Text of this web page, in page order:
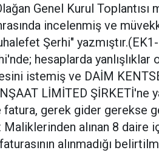
Genel Kurul Toplantısı
incelenmiş ve
Şerhi"
hesaplarda yanlışlıklar
istemiş ve DAİM
LİMİTED ŞİRKETİ'ne
gerek gider gerekse
alınan 8 daire
alınmadığı